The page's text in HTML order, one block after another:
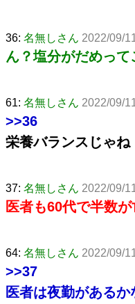
36: 名無しさん 2022/09/
ん？塩分がだめって
61: 名無しさん 2022/09/
>>36
栄養バランスじゃね
37: 名無しさん 2022/09/
医者も60代で半数
64: 名無しさん 2022/09/
>>37
医者は夜勤があるか